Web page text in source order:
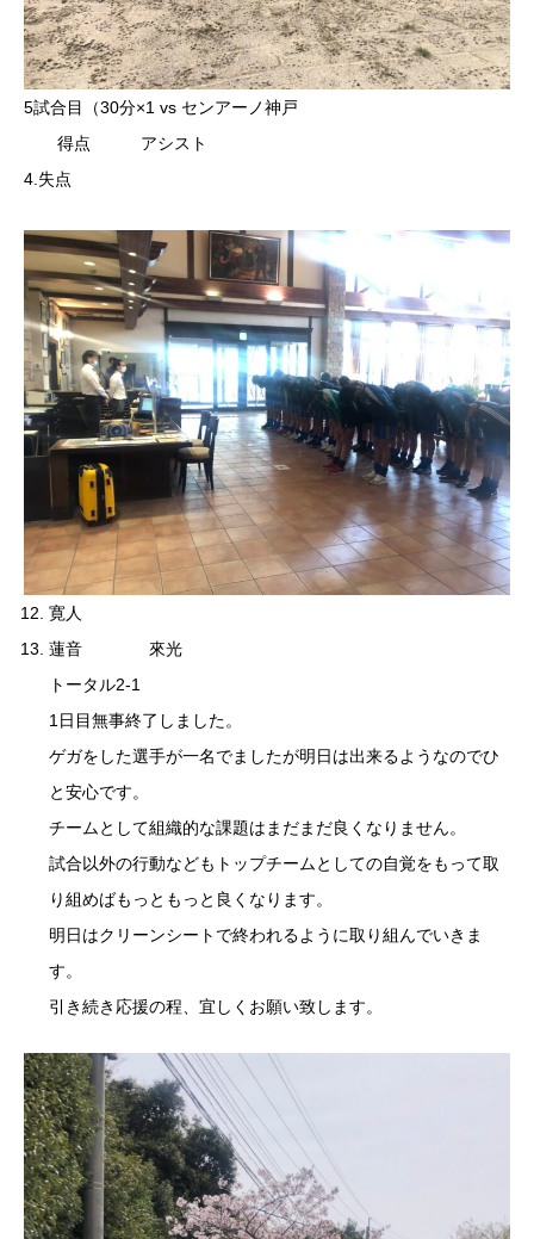
5試合目（30分×1 vs センアーノ神戸
得点 アシスト
4.失点
寛人
蓮音 來光
トータル2-1
1日目無事終了しました。
ゲガをした選手が一名でましたが明日は出来るようなのでひ
と安心です。
チームとして組織的な課題はまだまだ良くなりません。
試合以外の行動などもトップチームとしての自覚をもって取
り組めばもっともっと良くなります。
明日はクリーンシートで終われるように取り組んでいきま
す。
引き続き応援の程、宜しくお願い致します。